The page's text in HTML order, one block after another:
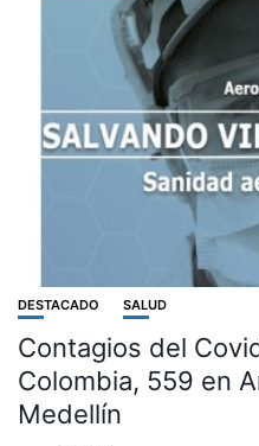
DESTACADO SALUD
Contagios del
Colombia, 559 en
Medellín